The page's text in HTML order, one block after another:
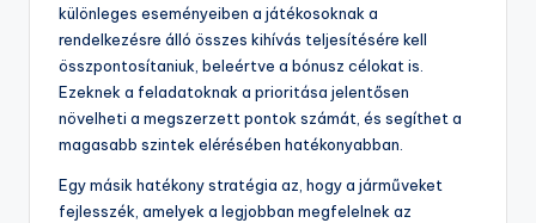
különleges eseményeiben a játékosoknak a
rendelkezésre álló összes kihívás teljesítésére kell
összpontosítaniuk, beleértve a bónusz célokat is.
Ezeknek a feladatoknak a prioritása jelentősen
növelheti a megszerzett pontok számát, és segíthet a
magasabb szintek elérésében hatékonyabban.
Egy másik hatékony stratégia az, hogy a járműveket
fejlesszék, amelyek a legjobban megfelelnek az